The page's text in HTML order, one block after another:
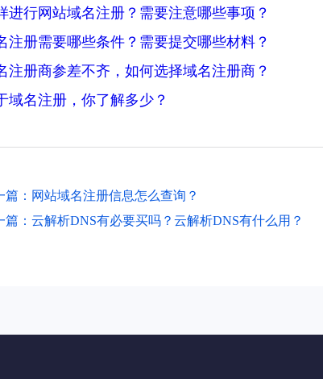
进行网站域名注册？需要注意哪些事项？
注册需要哪些条件？需要提交哪些材料？
注册商参差不齐，如何选择域名注册商？
域名注册，你了解多少？
篇：网站域名注册信息怎么查询？
篇：云解析DNS有必要买吗？云解析DNS有什么用？